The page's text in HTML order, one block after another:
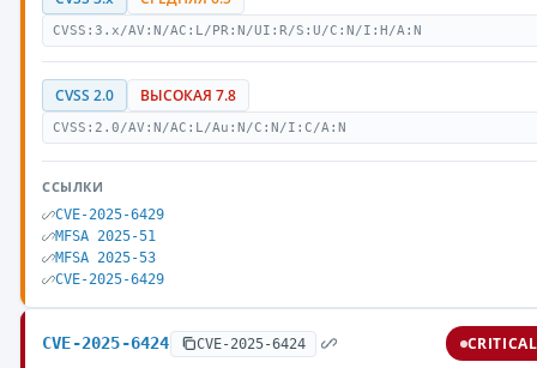
CVSS:3.x/AV:N/AC:L/PR:N/UI:R/S:U/C:N/I:H/A:N
CVSS 2.0 ВЫСОКАЯ 7.8
CVSS:2.0/AV:N/AC:L/Au:N/C:N/I:C/A:N
ССЫЛКИ
CVE-2025-6429
MFSA 2025-51
MFSA 2025-53
CVE-2025-6429
CVE-2025-6424 CVE-2025-6424 CRITICAL